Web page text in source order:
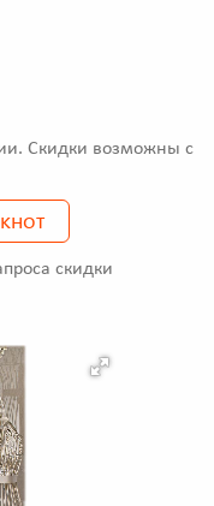
Скидки возможны с
скидки